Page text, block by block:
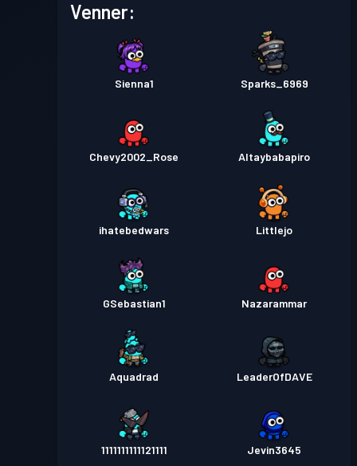
Venner:
Sienna1 Sparks_6969
Chevy2002_Rose Altaybabapiro
ihatebedwars Littlejo
GSebastian1 Nazarammar
Aquadrad LeaderOfDAVE
1111111111121111 Jevin3645